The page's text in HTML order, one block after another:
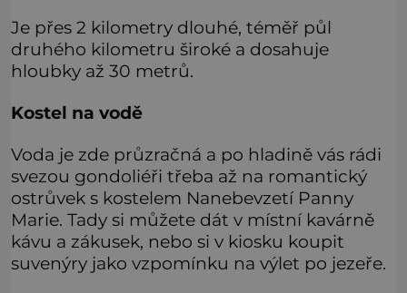
Je přes 2 kilometry dlouhé, téměř půl
druhého kilometru široké a dosahuje
hloubky až 30 metrů.
Kostel na vodě
Voda je zde průzračná a po hladině vás rádi
svezou gondoliéři třeba až na romantický
ostrůvek s kostelem Nanebevzetí Panny
Marie. Tady si můžete dát v místní kavárně
kávu a zákusek, nebo si v kiosku koupit
suvenýry jako vzpomínku na výlet po jezeře.